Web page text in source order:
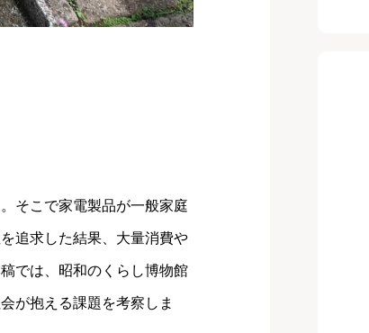
そこで家電製品が一般家庭
追求した結果、大量消費や
では、昭和のくらし博物館
が抱える課題を考察しま